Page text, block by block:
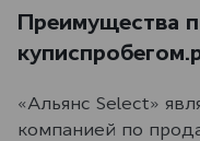
Преимущества
«Альянс Select»
компанией по